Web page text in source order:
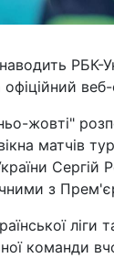
РБК-
жовті"
матчів
Сергій
з
ліги
команди